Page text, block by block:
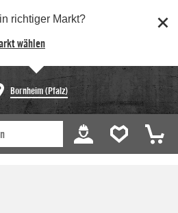
richtiger Markt?
wählen
Bornheim (Pfalz)